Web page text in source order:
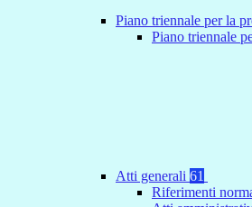
Piano triennale per la
Piano triennale
Atti generali 61
Riferimenti